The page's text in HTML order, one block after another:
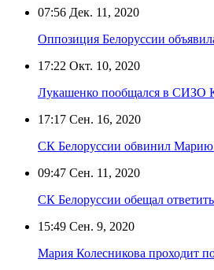
07:56 Дек. 11, 2020
Оппозиция Белоруссии
17:22 Окт. 10, 2020
Лукашенко пообщался в СИЗО
17:17 Сен. 16, 2020
СК Белоруссии обвинил Марию
09:47 Сен. 11, 2020
СК Белоруссии обещал
15:49 Сен. 9, 2020
Мария Колесникова проходит